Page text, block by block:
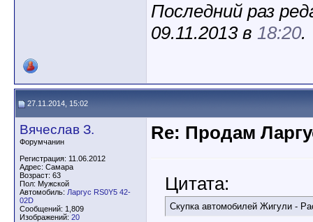
Последний раз
09.11.2013 в 18:20.
27.11.2014, 15:02
Вячеслав З.
Форумчанин
Регистрация: 11.06.2012
Адрес: Самара
Возраст: 63
Пол: Мужской
Автомобиль: Ларгус RS0Y5 42-
02D
Сообщений: 1,809
Изображений: 20
Re: Продам
Цитата:
Скупка автомобилей Жигули -